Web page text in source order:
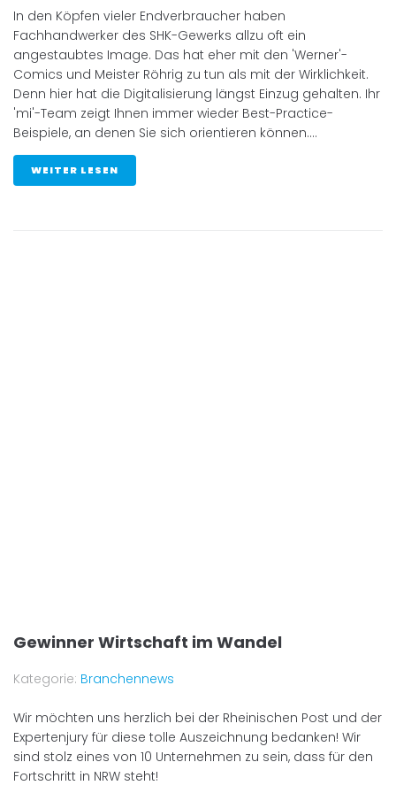
In den Köpfen vieler Endverbraucher haben
Fachhandwerker des SHK-Gewerks allzu oft ein
angestaubtes Image. Das hat eher mit den 'Werner'-
Comics und Meister Röhrig zu tun als mit der Wirklichkeit.
Denn hier hat die Digitalisierung längst Einzug gehalten. Ihr
'mi'-Team zeigt Ihnen immer wieder Best-Practice-
Beispiele, an denen Sie sich orientieren können....
WEITER LESEN
Gewinner Wirtschaft im Wandel
Kategorie: Branchennews
Wir möchten uns herzlich bei der Rheinischen Post und der
Expertenjury für diese tolle Auszeichnung bedanken! Wir
sind stolz eines von 10 Unternehmen zu sein, dass für den
Fortschritt in NRW steht!